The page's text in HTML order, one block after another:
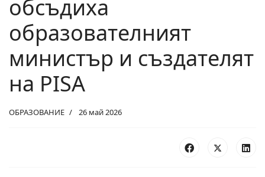
обсъдиха
образователният
министър и създателят
на PISA
ОБРАЗОВАНИЕ 26 май 2026